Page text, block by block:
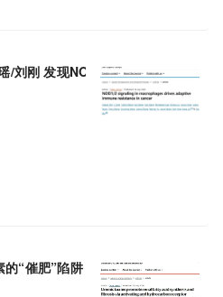
先天免疫受体的“叛变”：马瑶/刘刚 发现NOD 1/2如何通过上调巨
“催肥”陷阱：同济大学余晨等揭示